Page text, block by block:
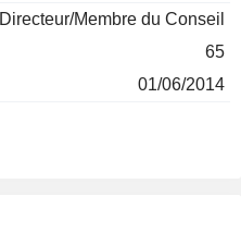
Directeur/Membre du Conseil
65
01/06/2014